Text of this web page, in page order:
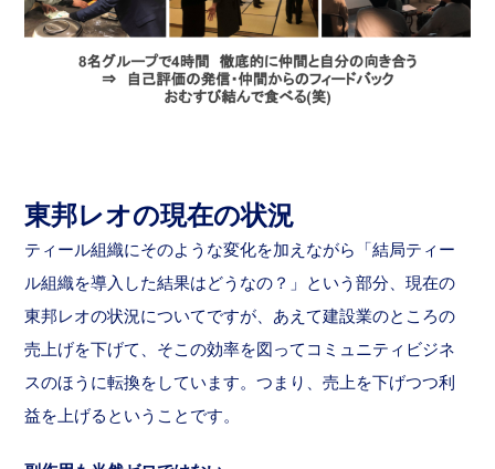
東邦レオの現在の状況
ティール組織にそのような変化を加えながら「結局ティー
ル組織を導入した結果はどうなの？」という部分、現在の
東邦レオの状況についてですが、あえて建設業のところの
売上げを下げて、そこの効率を図ってコミュニティビジネ
スのほうに転換をしています。つまり、売上を下げつつ利
益を上げるということです。